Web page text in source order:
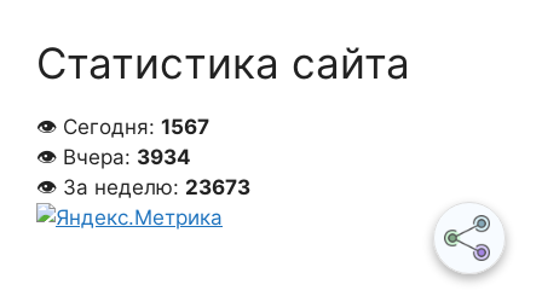
Статистика сайта
👁 Сегодня: 1567
👁 Вчера: 3934
👁 За неделю: 23673